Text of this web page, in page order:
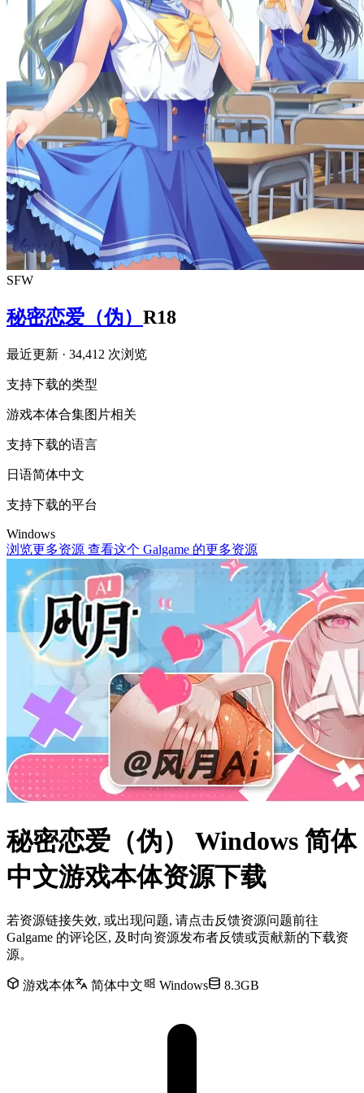
SFW
秘密恋爱（伪） R18
最近更新 · 34,412 次浏览
支持下载的类型
游戏本体合集图片相关
支持下载的语言
日语简体中文
支持下载的平台
Windows
浏览更多资源 查看这个 Galgame 的更多资源
秘密恋爱（伪） Windows 简体
中文游戏本体资源下载
若资源链接失效, 或出现问题, 请点击反馈资源问题前往
Galgame 的评论区, 及时向资源发布者反馈或贡献新的下载资
源。
游戏本体 简体中文 Windows 8.3GB